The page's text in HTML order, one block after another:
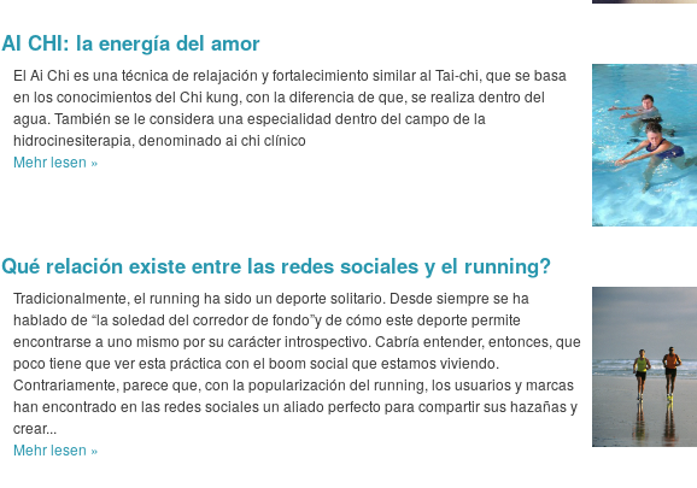
AI CHI: la energía del amor
El Ai Chi es una técnica de relajación y fortalecimiento similar al Tai-chi, que se basa
en los conocimientos del Chi kung, con la diferencia de que, se realiza dentro del
agua. También se le considera una especialidad dentro del campo de la
hidrocinesiterapia, denominado ai chi clínico
Mehrlesen »
Qué relación existe entre las redes sociales y el running?
Tradicionalmente, el running ha sido un deporte solitario. Desde siempre se ha
hablado de “la soledad del corredor de fondo”y de cómo este deporte permite
encontrarse a uno mismo por su carácter introspectivo. Cabría entender, entonces, que
poco tiene que ver esta práctica con el boom social que estamos viviendo.
Contrariamente, parece que, con la popularización del running, los usuarios y marcas
han encontrado en las redes sociales un aliado perfecto para compartir sus hazañas y
crear...
Mehrlesen »